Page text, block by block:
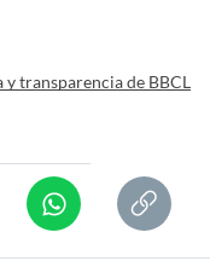
y transparencia de BBCL